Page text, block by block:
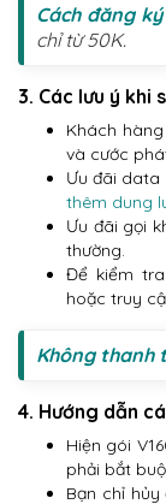
Cách đăng
chỉ từ 50K.
3. Các lưu ý khi
Khách
và cước
Ưu đãi data
thêm dung
Ưu đãi gọi
thường.
Để kiểm
hoặc truy
Không thanh
4. Hướng dẫn
Hiện gói
phải bắt
Bạn chỉ